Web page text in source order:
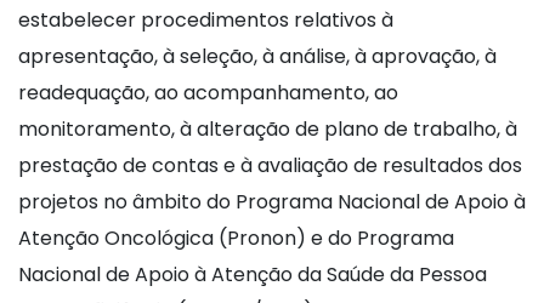
estabelecer procedimentos relativos à
apresentação, à seleção, à análise, à aprovação, à
readequação, ao acompanhamento, ao
monitoramento, à alteração de plano de trabalho, à
prestação de contas e à avaliação de resultados dos
projetos no âmbito do Programa Nacional de Apoio à
Atenção Oncológica (Pronon) e do Programa
Nacional de Apoio à Atenção da Saúde da Pessoa